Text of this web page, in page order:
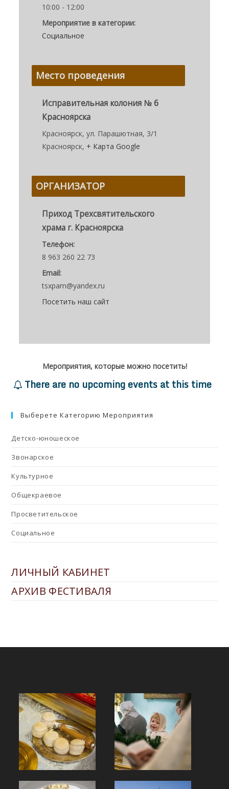
10:00 - 12:00
Мероприятие в категории:
Социальное
Место проведения
Исправительная колония № 6
Красноярска
Красноярск, ул. Парашютная, 3/1
Красноярск, + Карта Google
ОРГАНИЗАТОР
Приход Трехсвятительского
храма г. Красноярска
Телефон:
8 963 260 22 73
Email:
tsxpam@yandex.ru
Посетить наш сайт
Мероприятия, которые можно посетить!
There are no upcoming events at this time
Выберете Категорию Мероприятия
Детско-юношеское
Звонарское
Культурное
Общекраевое
Просветительское
Социальное
ЛИЧНЫЙ КАБИНЕТ
АРХИВ ФЕСТИВАЛЯ